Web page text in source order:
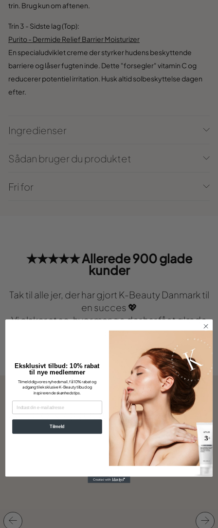
trin. Brug kun om aftenen.
Trin 3 - Sidste lag (Top):
Purito - Dermide Relief Barrier Moisturizer
En specialudviklet creme der styrker hudens beskyttende
barriere og låser fugten inde. Dette "forsegler" vitamin C og
reducerer potentiel irritation. Husk altid solbeskyttelse dagen
efter.
Ingredienser
Sådan bruger du produktet
Fri for
★★★★★ Allerede 900 glade
kunder
Tak til alle jer, der har gjort K-Beauty Danmark til
en succes 💖
Vi elsker at se, hvor mange der har fået glæde
af produkterne.
Andre kiggede også på disse
Eksklusivt tilbud: 10% rabat
til nye medlemmer
Tilmeld dig vores nyhedsmail, få 10% rabat og
adgang til eksklusive K-Beauty tilbud og
inspirerende skønhedstips.
EMAIL
Tilmeld